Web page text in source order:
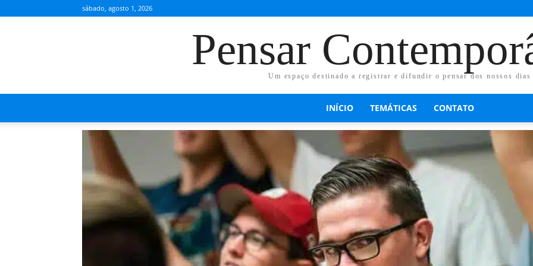
sábado, agosto 1, 2026
Pensar
Um espaço destinado a registrar e difundir o pensar dos nossos dias
INÍCIO TEMÁTICAS CONTATO